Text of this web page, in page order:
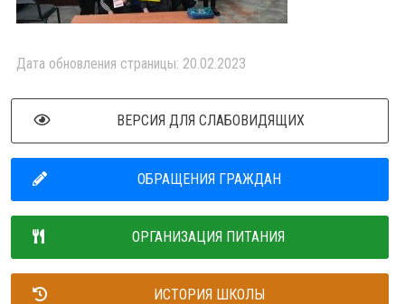
Дата обновления страницы: 20.02.2023
ВЕРСИЯ ДЛЯ СЛАБОВИДЯЩИХ
ОБРАЩЕНИЯ ГРАЖДАН
ОРГАНИЗАЦИЯ ПИТАНИЯ
ИСТОРИЯ ШКОЛЫ